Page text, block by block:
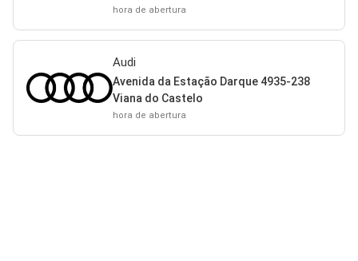
hora de abertura
Audi
Avenida da Estação Darque 4935-238
Viana do Castelo
hora de abertura